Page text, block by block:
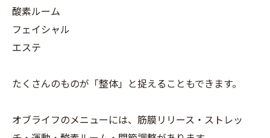
酸素ルーム
フェイシャル
エステ
たくさんのものが「整体」と捉えることもできます。
オブライフのメニューには、筋膜リリース・ストレッ